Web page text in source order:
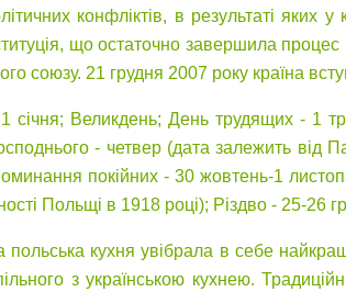
конфліктів, в результаті
що остаточно завершила
союзу. 21 грудня 2007 року країна
січня; Великдень; День трудящих - 1
- четвер (дата залежить від
покійних - 30 жовтень-1
Польщі в 1918 році); Різдво - 25-26
кухня увібрала в себе
з українською кухнею.